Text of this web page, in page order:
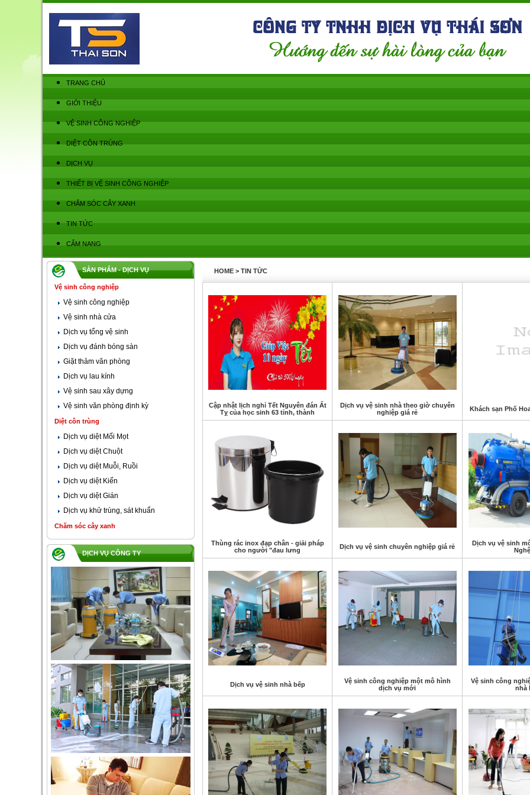
TRANG CHỦ
GIỚI THIỆU
VỆ SINH CÔNG NGHIỆP
DIỆT CÔN TRÙNG
DỊCH VỤ
THIẾT BỊ VỆ SINH CÔNG NGHIỆP
CHĂM SÓC CÂY XANH
TIN TỨC
CẨM NANG
SẢN PHẨM - DỊCH VỤ
Vệ sinh công nghiệp
Vệ sinh công nghiệp
Vệ sinh nhà cửa
Dịch vụ tổng vệ sinh
Dịch vụ đánh bóng sàn
Giặt thảm văn phòng
Dịch vụ lau kính
Vệ sinh sau xây dựng
Vệ sinh văn phòng định kỳ
Diệt côn trùng
Dịch vụ diệt Mối Mọt
Dịch vụ diệt Chuột
Dịch vụ diệt Muỗi, Ruồi
Dịch vụ diệt Kiến
Dịch vụ diệt Gián
Dịch vụ khử trùng, sát khuẩn
Chăm sóc cây xanh
DỊCH VỤ CÔNG TY
HOME > TIN TỨC
Cập nhật lịch nghỉ Tết Nguyên đán Ất
Tỵ của học sinh 63 tỉnh, thành
Dịch vụ vệ sinh nhà theo giờ chuyên
nghiệp giá rẻ
Khách sạn Phố
Thùng rác inox đạp chân - giải pháp
cho người "đau lưng
Dịch vụ vệ sinh chuyên nghiệp giá rẻ
Dịch vụ vệ sinh
Dịch vụ vệ sinh nhà bếp
Vệ sinh công nghiệp một mô hình
dịch vụ mới
Vệ sinh công
nhà